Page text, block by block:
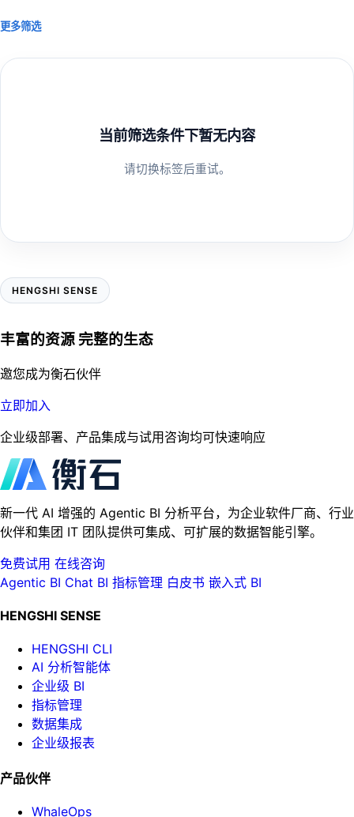
更多筛选
当前筛选条件下暂无内容
请切换标签后重试。
HENGSHI SENSE
丰富的资源 完整的生态
邀您成为衡石伙伴
立即加入
企业级部署、产品集成与试用咨询均可快速响应
新一代 AI 增强的 Agentic BI 分析平台，为企业软件厂商、行业
伙伴和集团 IT 团队提供可集成、可扩展的数据智能引擎。
免费试用 在线咨询
Agentic BI Chat BI 指标管理 白皮书 嵌入式 BI
HENGSHI SENSE
HENGSHI CLI
AI 分析智能体
企业级 BI
指标管理
数据集成
企业级报表
产品伙伴
WhaleOps